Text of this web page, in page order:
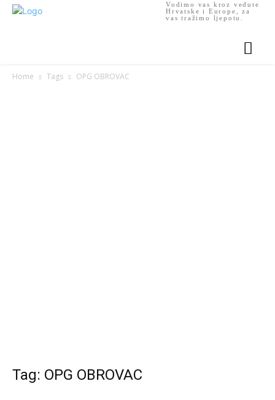
Vodimo vas kroz vedute
Hrvatske i Europe, za
vas tražimo ljepotu.
Home Tags OPG OBROVAC
Tag: OPG OBROVAC